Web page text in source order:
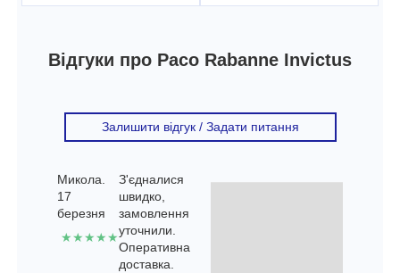
Відгуки про Paco Rabanne Invictus
Залишити відгук / Задати питання
Микола.
17
березня
★★★★★
З'єдналися
швидко,
замовлення
уточнили.
Оперативна
доставка.